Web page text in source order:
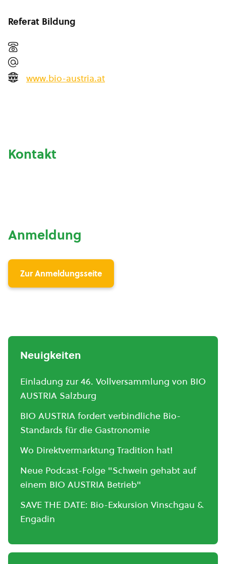
Referat Bildung
www.bio-austria.at
Kontakt
Anmeldung
Zur Anmeldungsseite
Neuigkeiten
Einladung zur 46. Vollversammlung von BIO
AUSTRIA Salzburg
BIO AUSTRIA fordert verbindliche Bio-
Standards für die Gastronomie
Wo Direktvermarktung Tradition hat!
Neue Podcast-Folge "Schwein gehabt auf
einem BIO AUSTRIA Betrieb"
SAVE THE DATE: Bio-Exkursion Vinschgau &
Engadin